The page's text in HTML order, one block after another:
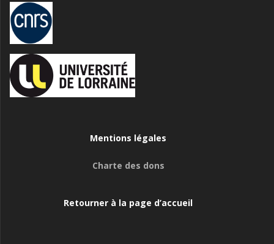
Mentions légales
Charte des dons
Retourner à la page d’accueil